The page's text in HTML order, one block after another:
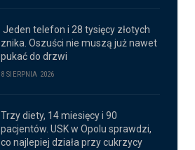
Jeden telefon i 28 tysięcy złotych
znika. Oszuści nie muszą już nawet
pukać do drzwi
8 SIERPNIA 2026
Trzy diety, 14 miesięcy i 90
pacjentów. USK w Opolu sprawdzi,
co najlepiej działa przy cukrzycy